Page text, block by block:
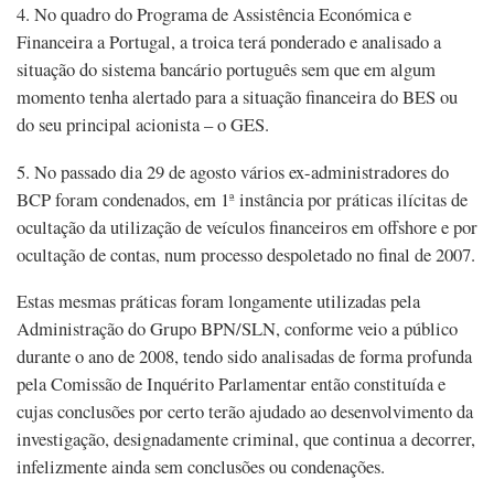
4. No quadro do Programa de Assistência Económica e
Financeira a Portugal, a troica terá ponderado e analisado a
situação do sistema bancário português sem que em algum
momento tenha alertado para a situação financeira do BES ou
do seu principal acionista – o GES.
5. No passado dia 29 de agosto vários ex-administradores do
BCP foram condenados, em 1ª instância por práticas ilícitas de
ocultação da utilização de veículos financeiros em offshore e por
ocultação de contas, num processo despoletado no final de 2007.
Estas mesmas práticas foram longamente utilizadas pela
Administração do Grupo BPN/SLN, conforme veio a público
durante o ano de 2008, tendo sido analisadas de forma profunda
pela Comissão de Inquérito Parlamentar então constituída e
cujas conclusões por certo terão ajudado ao desenvolvimento da
investigação, designadamente criminal, que continua a decorrer,
infelizmente ainda sem conclusões ou condenações.